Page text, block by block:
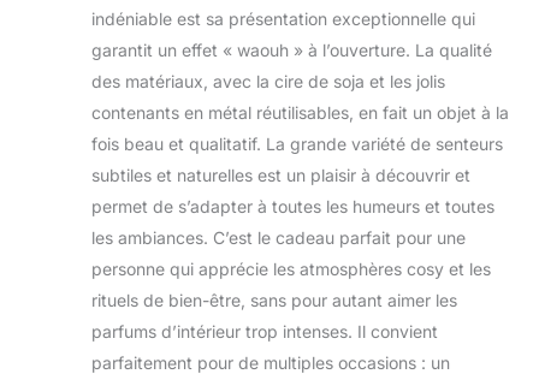
indéniable est sa présentation exceptionnelle qui
garantit un effet « waouh » à l’ouverture. La qualité
des matériaux, avec la cire de soja et les jolis
contenants en métal réutilisables, en fait un objet à la
fois beau et qualitatif. La grande variété de senteurs
subtiles et naturelles est un plaisir à découvrir et
permet de s’adapter à toutes les humeurs et toutes
les ambiances. C’est le cadeau parfait pour une
personne qui apprécie les atmosphères cosy et les
rituels de bien-être, sans pour autant aimer les
parfums d’intérieur trop intenses. Il convient
parfaitement pour de multiples occasions : un